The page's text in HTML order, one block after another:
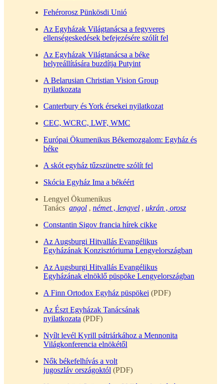
Fehérorosz Pünkösdi Unió
Az Egyházak Világtanácsa a fegyveres
ellenségeskedések befejezésére szólít fel
Az Egyházak Világtanácsa a béke
helyreállítására buzdítja Putyint
A Belarusian Christian Vision Group
nyilatkozata
Canterbury és York érsekei nyilatkozat
CEC, WCRC, LWF, WMC
Európai Ökumenikus Békemozgalom: Egyház és
béke
A skót egyház tűzszünetre szólít fel
Skócia Egyház Ima a békéért
Lengyel Ökumenikus
Tanács angol , német, lengyel , ukrán , orosz
Constantin Sigov francia hírek cikke
Az Augsburgi Hitvallás Evangélikus
Egyházának Konzisztóriuma Lengyelországban
Az Augsburgi Hitvallás Evangélikus
Egyházának elnöklő püspöke Lengyelországban
A Finn Ortodox Egyház püspökei (PDF)
Az Észt Egyházak Tanácsának
nyilatkozata (PDF)
Nyílt levél Kyrill pátriárkához a Mennonita
Világkonferencia elnökétől
Nők békefelhívás a volt
jugoszláv országoktól (PDF)